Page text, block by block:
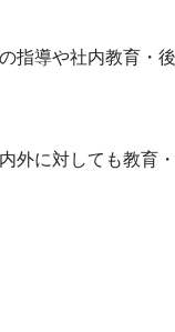
指導や社内教育・
外に対しても教育